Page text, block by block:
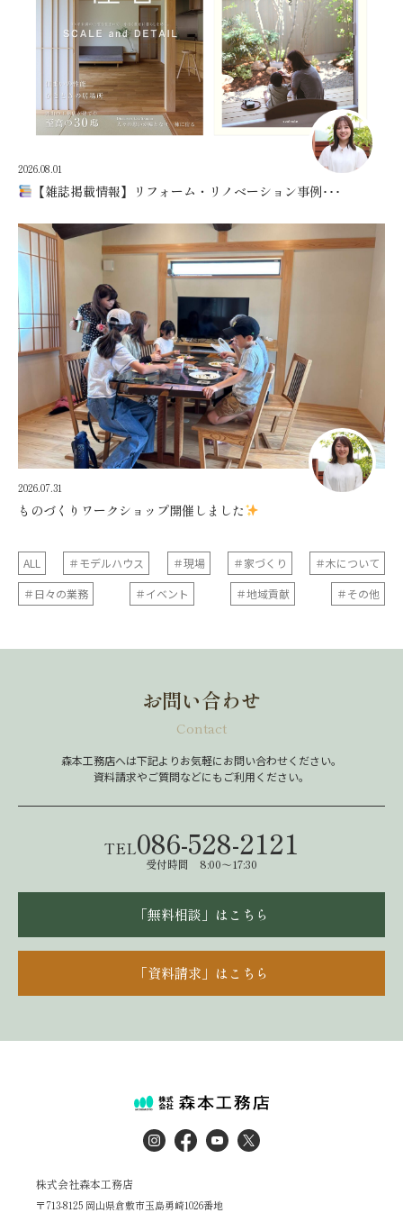
2026.08.01
【雑誌掲載情報】リフォーム・リノベーション事例･･･
2026.07.31
ものづくりワークショップ開催しました
ALL ＃モデルハウス ＃現場 ＃家づくり
＃木について
＃日々の業務
＃イベント ＃地域貢献 ＃その他
お問い合わせ
Contact
森本工務店へは下記よりお気軽にお問い合わせください。
資料請求やご質問などにもご利用ください。
TEL086-528-2121
受付時間 8:00～17:30
「無料相談」はこちら
「資料請求」はこちら
株式会社森本工務店
〒713-8125 岡山県倉敷市玉島勇崎1026番地